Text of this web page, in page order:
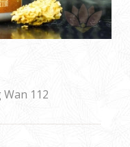
112